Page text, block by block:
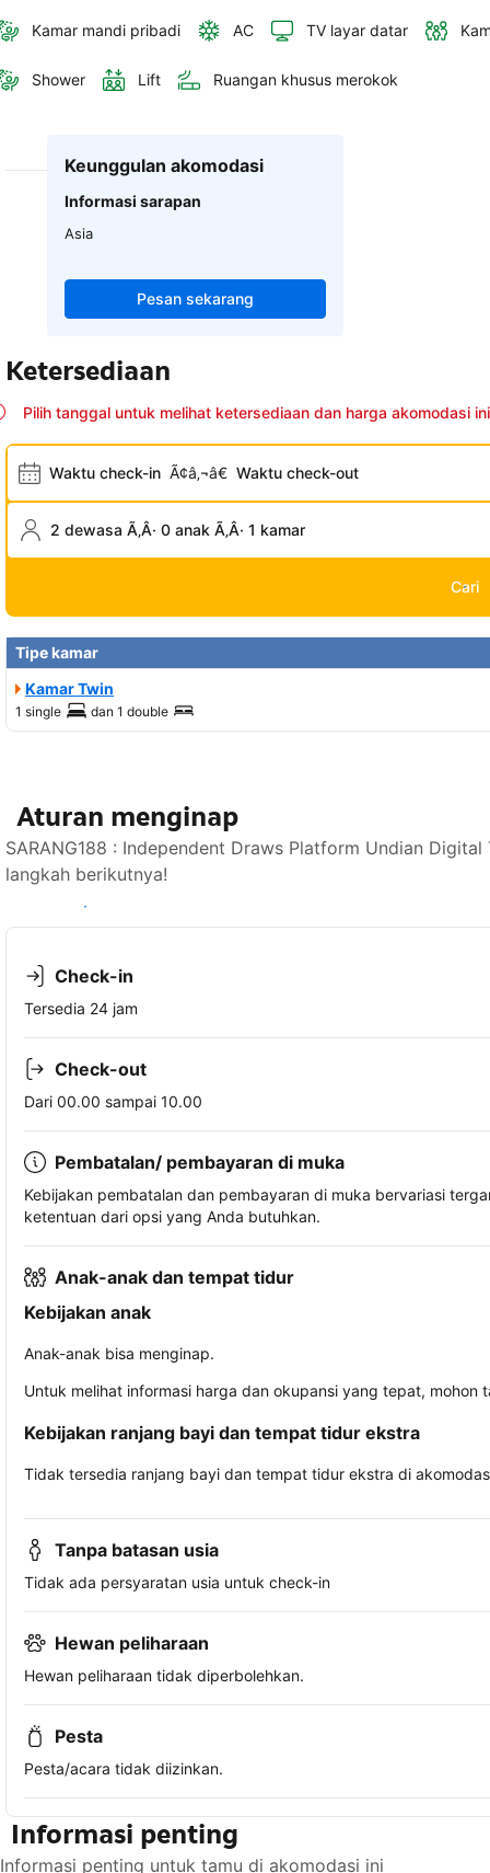
Kamar mandi pribadi AC TV layar datar
Shower Lift Ruangan khusus merokok
Keunggulan akomodasi
Informasi sarapan
Asia
Pesan sekarang
Ketersediaan
Pilih tanggal untuk melihat ketersediaan dan harga akomodasi ini
Waktu check-in Ã¢â‚¬â€ Waktu check-out
2 dewasa Ã‚Â· 0 anak Ã‚Â· 1 kamar
Cari
Tipe kamar
Kamar Twin
1 single dan 1 double
Aturan menginap
SARANG188 : Independent Draws Platform Undian
langkah berikutnya!
Lihat ketersediaan
Check-in
Tersedia 24 jam
Check-out
Dari 00.00 sampai 10.00
Pembatalan/ pembayaran di muka
Kebijakan pembatalan dan pembayaran di muka bervariasi
ketentuan dari opsi yang Anda butuhkan.
Anak-anak dan tempat tidur
Kebijakan anak
Anak-anak bisa menginap.
Untuk melihat informasi harga dan okupansi yang tepat,
Kebijakan ranjang bayi dan tempat tidur ekstra
Tidak tersedia ranjang bayi dan tempat tidur ekstra di
Tanpa batasan usia
Tidak ada persyaratan usia untuk check-in
Hewan peliharaan
Hewan peliharaan tidak diperbolehkan.
Pesta
Pesta/acara tidak diizinkan.
Informasi penting
Informasi penting untuk tamu di akomodasi ini